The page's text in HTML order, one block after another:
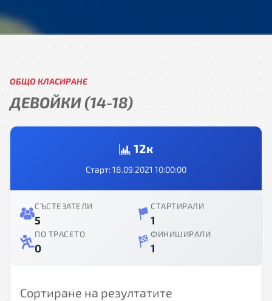
ОБЩО КЛАСИРАНЕ
ДЕВОЙКИ (14-18)
12к
Старт: 18.09.2021 10:00:00
СЪСТЕЗАТЕЛИ
5
СТАРТИРАЛИ
1
ПО ТРАСЕТО
0
ФИНИШИРАЛИ
1
Сортиране на резултатите